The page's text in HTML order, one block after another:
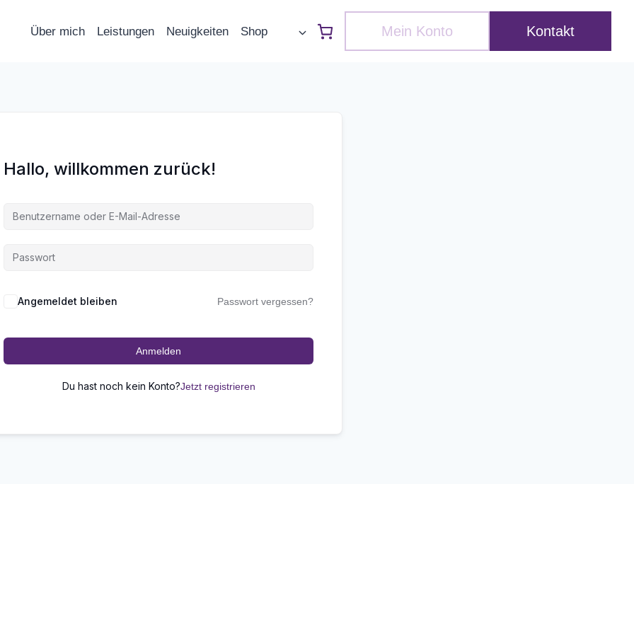
Über mich Leistungen Neuigkeiten Shop Mein Konto Kontakt
Hallo, willkommen zurück!
Angemeldet bleiben Passwort vergessen?
Anmelden
Du hast noch kein Konto?Jetzt registrieren